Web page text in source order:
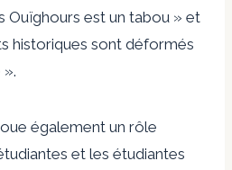
Ouïghours est un tabou » et
historiques sont déformés
également un rôle
et les étudiantes